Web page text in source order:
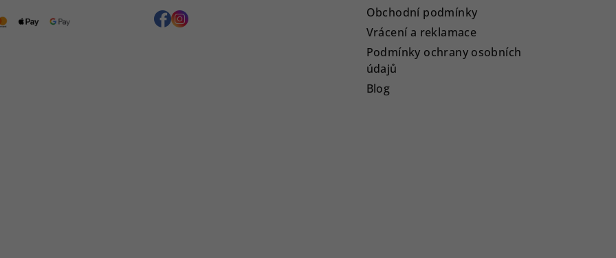
Obchodní podmínky
Vrácení a reklamace
Podmínky ochrany osobních
údajů
Blog